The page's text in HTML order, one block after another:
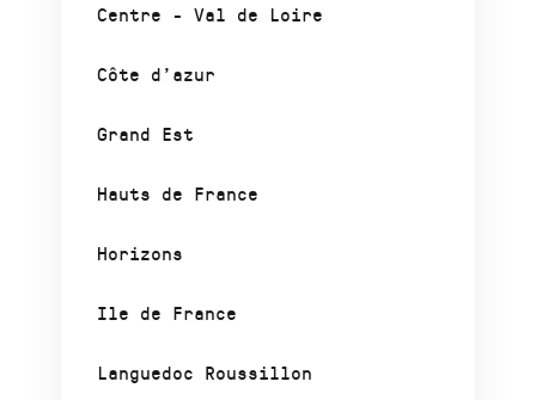
Centre - Val de Loire
Côte d’azur
Grand Est
Hauts de France
Horizons
Ile de France
Languedoc Roussillon